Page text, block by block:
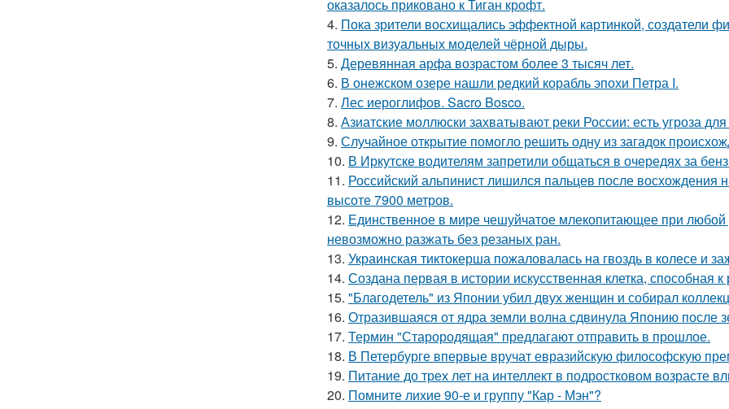
оказалось приковано к Тиган крофт.
4. Пока зрители восхищались эффектной картинкой, создатели
точных визуальных моделей чёрной дыры.
5. Деревянная арфа возрастом более 3 тысяч лет.
6. В онежском озере нашли редкий корабль эпохи Петра I.
7. Лес иероглифов. Sacro Bosco.
8. Азиатские моллюски захватывают реки России: есть угроза
9. Случайное открытие помогло решить одну из загадок
10. В Иркутске водителям запретили общаться в очередях за
11. Российский альпинист лишился пальцев после восхождения
высоте 7900 метров.
12. Единственное в мире чешуйчатое млекопитающее при
невозможно разжать без резаных ран.
13. Украинская тиктокерша пожаловалась на гвоздь в колесе и
14. Создана первая в истории искусственная клетка, способная
15. "Благодетель" из Японии убил двух женщин и собирал
16. Отразившаяся от ядра земли волна сдвинула Японию после
17. Термин "Старородящая" предлагают отправить в прошлое.
18. В Петербурге впервые вручат евразийскую философскую
19. Питание до трех лет на интеллект в подростковом возрасте
20. Помните лихие 90-е и группу "Кар - Мэн"?